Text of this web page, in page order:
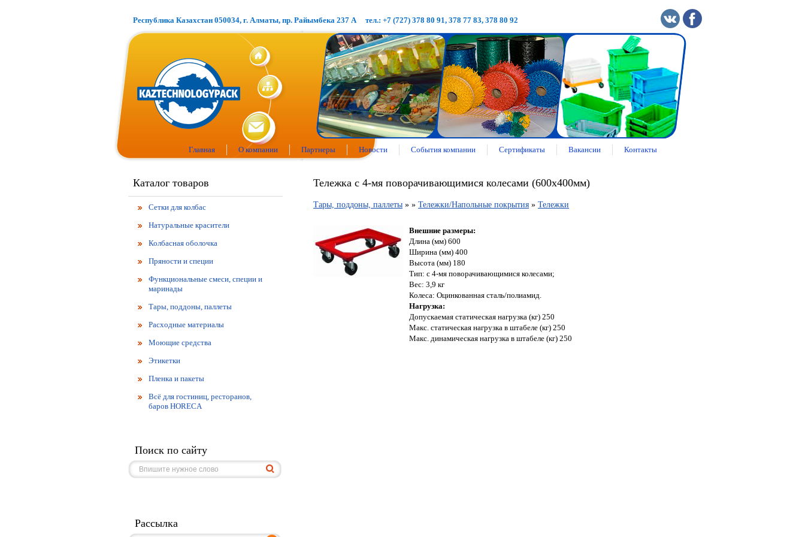
Республика Казахстан 050034, г. Алматы, пр. Райымбека 237 А тел.: +7 (727) 378 80 91, 378 77 83, 378 80 92
Главная О компании Партнеры Новости События компании Сертификаты Вакансии Контакты
Тележка с 4-мя поворачивающимися колесами (600х400мм)
Тары, поддоны, паллеты » » Тележки/Напольные покрытия » Тележки
Внешние размеры:
Длина (мм) 600
Ширина (мм) 400
Высота (мм) 180
Тип: с 4-мя поворачивающимися колесами;
Вес: 3,9 кг
Колеса: Оцинкованная сталь/полиамид.
Нагрузка:
Допускаемая статическая нагрузка (кг) 250
Макс. статическая нагрузка в штабеле (кг) 250
Макс. динамическая нагрузка в штабеле (кг) 250
Каталог товаров
Сетки для колбас
Натуральные красители
Колбасная оболочка
Пряности и специи
Функциональные смеси, специи и
маринады
Тары, поддоны, паллеты
Расходные материалы
Моющие средства
Этикетки
Пленка и пакеты
Всё для гостиниц, ресторанов,
баров HORECA
Поиск по сайту
Рассылка